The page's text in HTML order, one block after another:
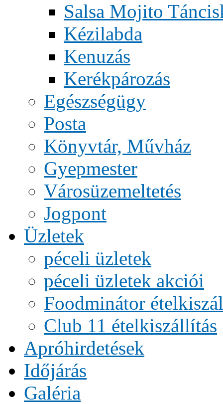
Salsa Mojito
Kézilabda
Kenuzás
Kerékpározás
Egészségügy
Posta
Könyvtár, Művház
Gyepmester
Városüzemeltetés
Jogpont
Üzletek
péceli üzletek
péceli üzletek akciói
Foodminátor
Club 11 ételkiszállítás
Apróhirdetések
Időjárás
Galéria